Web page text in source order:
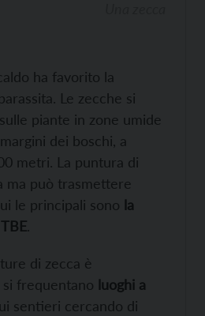
ha favorito la
Le zecche si
piante in zone umide
dei boschi, a
metri. La puntura di
ma può trasmettere
le principali sono la
.
di zecca è
si frequentano luoghi a
sentieri cercando di